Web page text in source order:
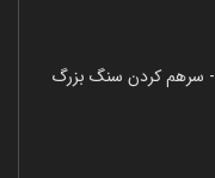
فصل ۱ - قسمت ۴۳ - سرهم کردن سنگ بزرگ